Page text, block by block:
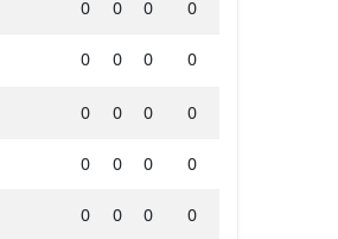
0 0 0 0
0 0 0 0
0 0 0 0
0 0 0 0
0 0 0 0